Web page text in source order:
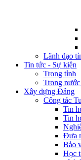
Lãnh đạo
Tin tức - Sự kiện
Trong tỉnh
Trong
Xây dựng Đảng
Công tác
Tin
Tin
Đưa
Bảo
Học